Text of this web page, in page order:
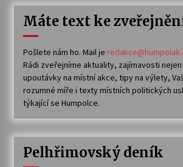
Máte text ke
Pošlete nám ho. Mail je
Rádi zveřejníme aktuality, zajímavosti
upoutávky na místní akce, tipy na výlety,
rozumné míře i texty místních politických
týkající se Humpolce.
Pelhřimovský deník